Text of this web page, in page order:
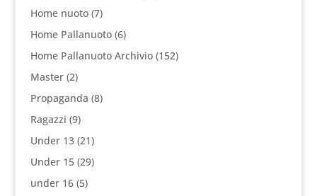
Home nuoto(7)
Home Pallanuoto(6)
Home Pallanuoto Archivio(152)
Master(2)
Propaganda (8)
Ragazzi (9)
Under 13(21)
Under 15(29)
under 16(5)